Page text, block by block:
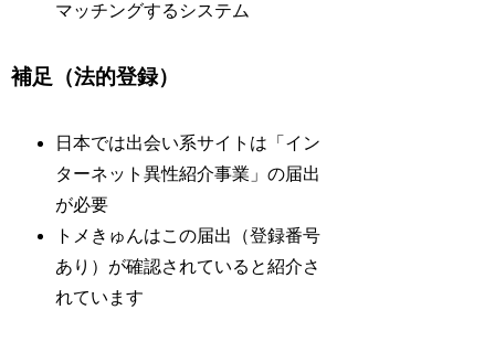
マッチングするシステム
補足（法的登録）
日本では出会い系サイトは「イン
ターネット異性紹介事業」の届出
が必要
トメきゅんはこの届出（登録番号
あり）が確認されていると紹介さ
れています